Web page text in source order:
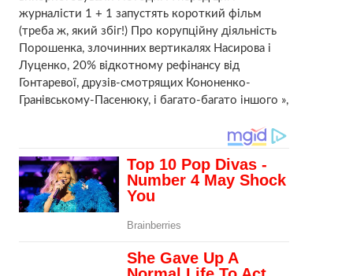
журналісти 1 + 1 запустять короткий фільм
(треба ж, який збіг!) Про корупційну діяльність
Порошенка, злочинних вертикалях Насирова і
Луценко, 20% відкотному рефінансу від
Гонтаревої, друзів-смотрящих Кононенко-
Гранівському-Пасенюку, і багато-багато іншого »,